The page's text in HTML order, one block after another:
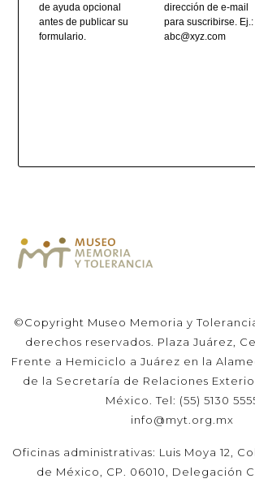
de ayuda opcional
antes de publicar su
formulario.
dirección de e-mail
para suscribirse. Ej.:
abc@xyz.com
©Copyright Museo Memoria y
derechos reservados. Plaza Juárez,
Frente a Hemiciclo a Juárez en la
de la Secretaría de Relaciones
México. Tel: (55) 5130
info@myt.org.mx
Oficinas administrativas: Luis Moya 12,
de México, CP. 06010, Delegación